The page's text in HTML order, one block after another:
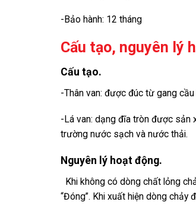
-Bảo hành: 12 tháng
Cấu tạo, nguyên lý
Cấu tạo.
-Thân van: được đúc từ gang
-Lá van: dạng đĩa tròn được sản
trường nước sạch và nước thải.
Nguyên lý hoạt động.
Khi không có dòng chất lỏng
“Đóng”. Khi xuất hiện dòng